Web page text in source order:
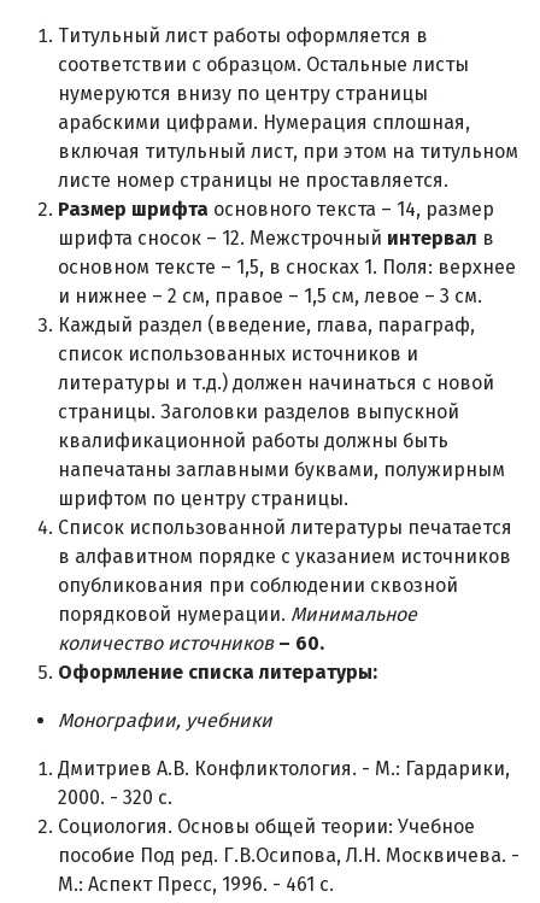
Титульный лист работы оформляется в
соответствии с образцом. Остальные листы
нумеруются внизу по центру страницы
арабскими цифрами. Нумерация сплошная,
включая титульный лист, при этом на титульном
листе номер страницы не проставляется.
Размер шрифта основного текста – 14, размер
шрифта сносок – 12. Межстрочный интервал в
основном тексте – 1,5, в сносках 1. Поля: верхнее
и нижнее – 2 см, правое – 1,5 см, левое – 3 см.
Каждый раздел (введение, глава, параграф,
список использованных источников и
литературы и т.д.) должен начинаться с новой
страницы. Заголовки разделов выпускной
квалификационной работы должны быть
напечатаны заглавными буквами, полужирным
шрифтом по центру страницы.
Список использованной литературы печатается
в алфавитном порядке с указанием источников
опубликования при соблюдении сквозной
порядковой нумерации. Минимальное
количество источников– 60.
Оформление списка литературы:
Монографии, учебники
Дмитриев А.В. Конфликтология. - М.: Гардарики,
2000. - 320 с.
Социология. Основы общей теории: Учебное
пособие Под ред. Г.В.Осипова, Л.Н. Москвичева. -
М.: Аспект Пресс, 1996. - 461 с.